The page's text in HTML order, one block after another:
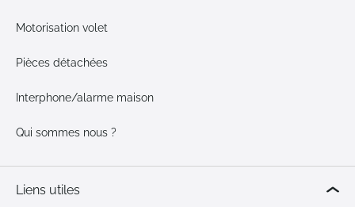
Motorisation volet
Pièces détachées
Interphone/alarme maison
Qui sommes nous ?
Liens utiles